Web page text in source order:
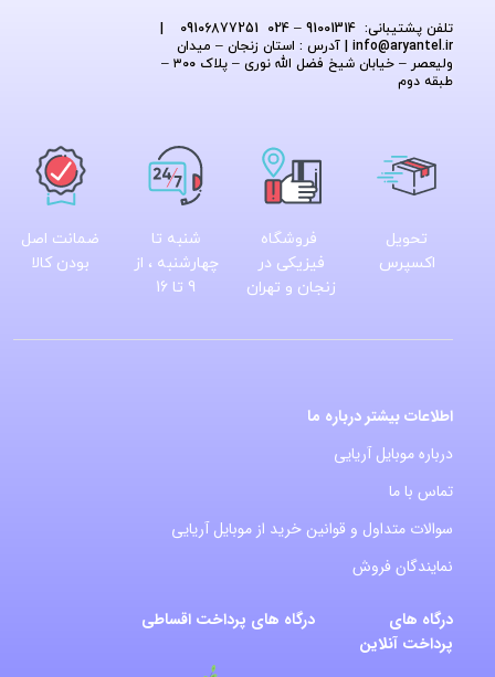
تلفن پشتیبانی: 91001314 – 024 09106877251
info@aryantel.ir
| آدرس : استان زنجان – میدان
ولیعصر – خیابان شیخ فضل الله نوری – پلاک ۳۰۰ –
طبقه دوم
تحویل
اکسپرس
فروشگاه
فیزیکی در
زنجان و تهران
شنبه تا
چهارشنبه ، از
9 تا 16
ضمانت اصل
بودن کالا
اطلاعات بیشتر درباره ما
درباره موبایل آریایی
تماس با ما
سوالات متداول و قوانین خرید از موبایل آریایی
نمایندگان فروش
درگاه های
پرداخت آنلاین
درگاه های پرداخت اقساطی